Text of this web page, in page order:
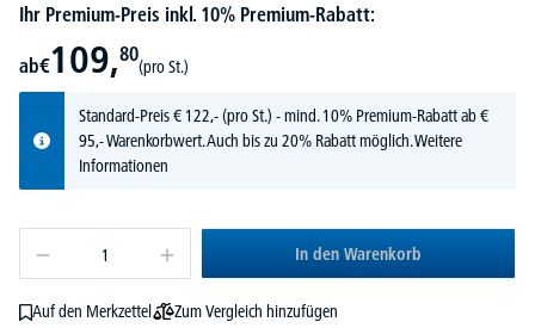
Ihr Premium-Preis inkl. 10% Premium-Rabatt:
ab€109,80
(pro St.)
Standard-Preis€ 122,-(pro St.) - mind. 10% Premium-Rabatt ab €
95,- Warenkorbwert. Auch bis zu 20% Rabatt möglich.Weitere
Informationen
In den Warenkorb
Auf den Merkzettel Zum Vergleich hinzufügen